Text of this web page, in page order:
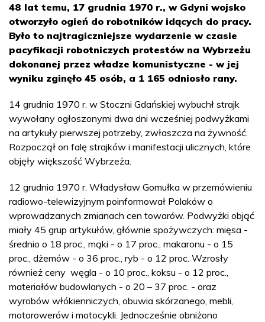
48 lat temu, 17 grudnia 1970 r., w Gdyni wojsko
otworzyło ogień do robotników idących do pracy.
Było to najtragiczniejsze wydarzenie w czasie
pacyfikacji robotniczych protestów na Wybrzeżu
dokonanej przez władze komunistyczne - w jej
wyniku zginęło 45 osób, a 1 165 odniosło rany.
14 grudnia 1970 r. w Stoczni Gdańskiej wybuchł strajk
wywołany ogłoszonymi dwa dni wcześniej podwyżkami
na artykuły pierwszej potrzeby, zwłaszcza na żywność.
Rozpoczął on falę strajków i manifestacji ulicznych, które
objęły większość Wybrzeża.
12 grudnia 1970 r. Władysław Gomułka w przemówieniu
radiowo-telewizyjnym poinformował Polaków o
wprowadzanych zmianach cen towarów. Podwyżki objąć
miały 45 grup artykułów, głównie spożywczych: mięsa -
średnio o 18 proc., mąki - o 17 proc., makaronu - o 15
proc., dżemów - o 36 proc., ryb - o 12 proc. Wzrosły
również ceny węgla - o 10 proc., koksu - o 12 proc.,
materiałów budowlanych - o 20 – 37 proc. - oraz
wyrobów włókienniczych, obuwia skórzanego, mebli,
motorowerów i motocykli. Jednocześnie obniżono